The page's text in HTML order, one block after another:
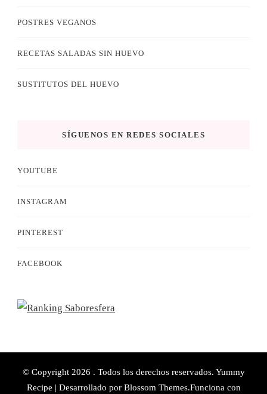
POSTRES VEGANOS
RECETAS SALADAS SIN HUEVO
SUSTITUTOS DEL HUEVO
SÍGUENOS EN REDES SOCIALES
YOUTUBE
INSTAGRAM
PINTEREST
FACEBOOK
© Copyright 2026 . Todos los derechos reservados. Yummy
Recipe | Desarrollado por Blossom Themes.Funciona con